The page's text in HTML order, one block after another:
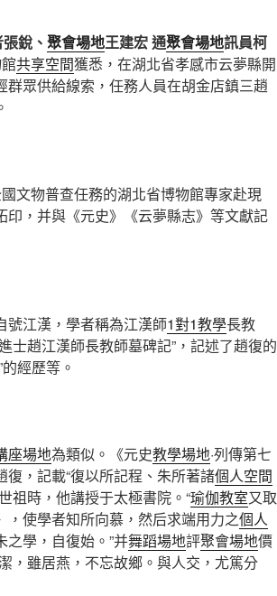
銳、 聚會場地王建宏 通聚會場地訊員柯
共享空間獲悉，在湖北省孝感市云夢縣開
眾供給線索，任務人員在胡金店鎮三趙
文物普查任務的湖北省博物館專家赴現
，并與《元史》《云夢縣志》等文獻記
號江漢，學者稱為江漢師1對1教學長教
士趙江漢師長教師墓碑記”，記述了趙復的
經歷等。
座場地為類似。《元史教學場地·列傳第七
，記載“復以所記程、朱所著諸個人空間
祖時，他講授于太極書院。“瑜伽教室又取
使學者知所向慕，然后求端用力之個人
學，自復始。”并舞蹈場地評聚會場地價
，雖居燕，不忘故鄉。與人交，尤篤分